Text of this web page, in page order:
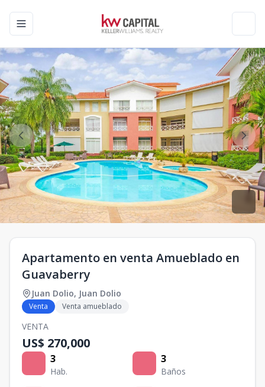
Toggle navigation menu
Apartamento en venta Amueblado en
Guavaberry
Juan Dolio, Juan Dolio
Venta Venta amueblado
VENTA
US$ 270,000
3
Hab.
3
Baños